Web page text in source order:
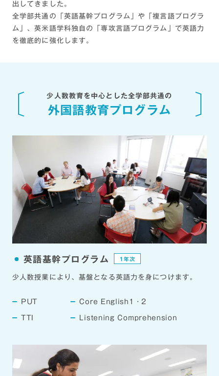
出してきました。
全学部共通の「英語基幹プログラム」や「複言語プログラ
ム」、英米語学科独自の「専攻言語プログラム」で英語力
を徹底的に強化します。
少人数教育を中心とした全学部共通の
外国語教育プログラム
英語基幹プログラム 1年次
少人数授業により、基盤となる英語力を身につけます。
PUT Core English1・2
TTI Listening Comprehension